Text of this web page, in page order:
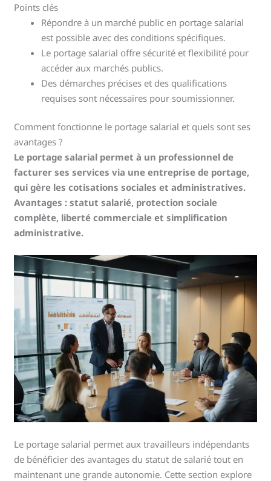
Points clés
Répondre à un marché public en portage salarial
est possible avec des conditions spécifiques.
Le portage salarial offre sécurité et flexibilité pour
accéder aux marchés publics.
Des démarches précises et des qualifications
requises sont nécessaires pour soumissionner.
Comment fonctionne le portage salarial et quels sont ses
avantages ?
Le portage salarial permet à un professionnel de
facturer ses services via une entreprise de portage,
qui gère les cotisations sociales et administratives.
Avantages : statut salarié, protection sociale
complète, liberté commerciale et simplification
administrative.
Le portage salarial permet aux travailleurs indépendants
de bénéficier des avantages du statut de salarié tout en
maintenant une grande autonomie. Cette section explore